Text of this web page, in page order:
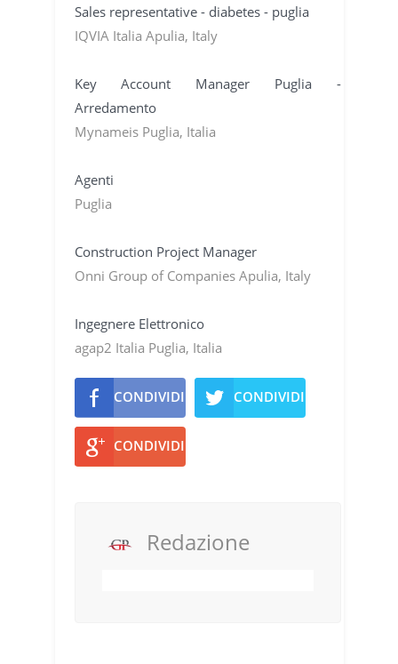
Sales representative - diabetes - puglia
IQVIA Italia Apulia, Italy
Key Account Manager Puglia -
Arredamento
Mynameis Puglia, Italia
Agenti
Puglia
Construction Project Manager
Onni Group of Companies Apulia, Italy
Ingegnere Elettronico
agap2 Italia Puglia, Italia
CONDIVIDI CONDIVIDI
CONDIVIDI
Redazione